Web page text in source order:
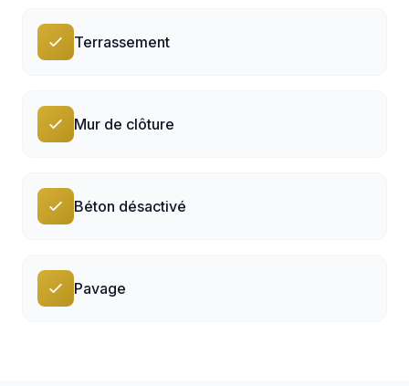
Terrassement
Mur de clôture
Béton désactivé
Pavage